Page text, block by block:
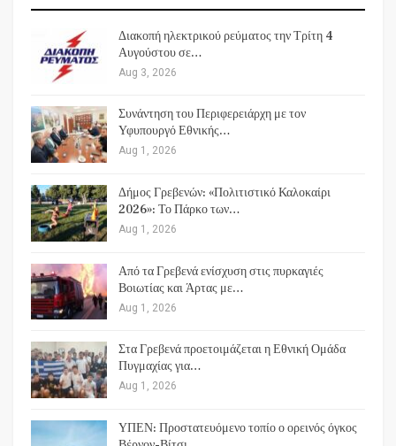
Διακοπή ηλεκτρικού ρεύματος την Τρίτη 4
Αυγούστου σε…
Aug 3, 2026
Συνάντηση του Περιφερειάρχη με τον
Υφυπουργό Εθνικής…
Aug 1, 2026
Δήμος Γρεβενών: «Πολιτιστικό Καλοκαίρι
2026»: Το Πάρκο των…
Aug 1, 2026
Από τα Γρεβενά ενίσχυση στις πυρκαγιές
Βοιωτίας και Άρτας με…
Aug 1, 2026
Στα Γρεβενά προετοιμάζεται η Εθνική Ομάδα
Πυγμαχίας για…
Aug 1, 2026
ΥΠΕΝ: Προστατευόμενο τοπίο ο ορεινός όγκος